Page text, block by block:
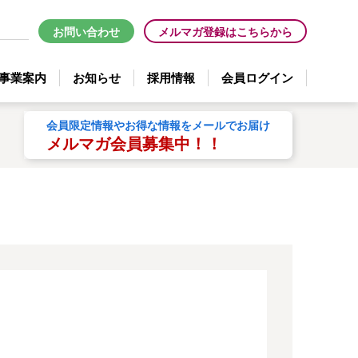
業案内 お知らせ 採用情報 会員ログイン
メルマガ登録はこちらから
お問い合わせ
会員限定情報やお得な情報をメールでお届け
メルマガ会員募集中！！